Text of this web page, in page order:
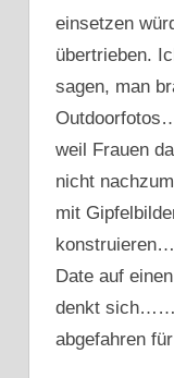
einsetzen
übertrieben.
sagen, man
weil Frauen
nicht
mit
Date auf
denkt
abgefahren